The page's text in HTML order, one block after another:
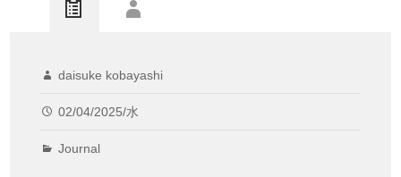
daisuke kobayashi
02/04/2025/水
Journal